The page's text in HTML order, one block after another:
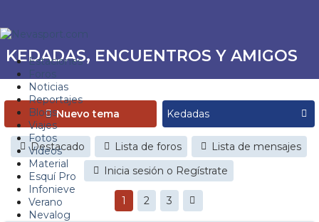
Estaciones
Foros
Noticias
Reportajes
Blogs
Viajes
Fotos
Videos
Material
Esquí Pro
Infonieve
Verano
Nevalog
KEDADAS, ENCUENTROS Y AMIGOS
Nuevo tema
Destacado Lista de foros
Lista de mensajes
Inicia sesión o Regístrate
1 2 3